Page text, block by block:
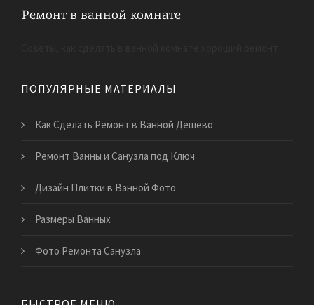
ПОПУЛЯРНЫЕ МАТЕРИАЛЫ
Как Сделать Ремонт в Ванной Дешево
Ремонт Ванны и Санузла под Ключ
Дизайн Плитки в Ванной Фото
Размеры Ванных
Фото Ремонта Санузла